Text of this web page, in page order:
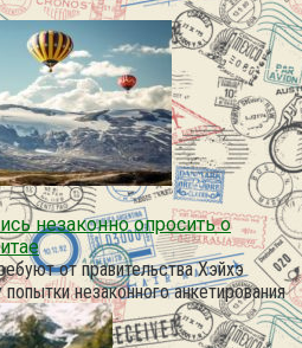
незаконно опросить о
от правительства Хэйхэ
незаконного анкетирования